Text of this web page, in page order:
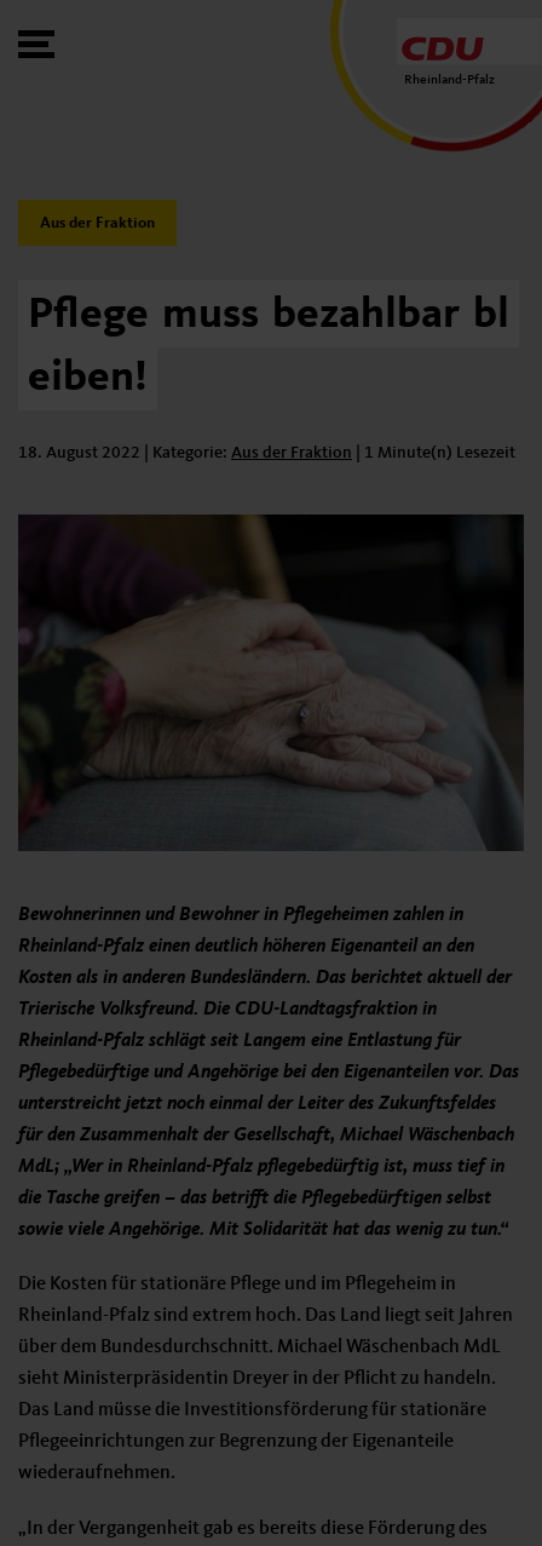
Toggle Menu
Rheinland-Pfalz
Category:
Aus der Fraktion
Pflege muss bezahlbar bl
eiben!
18. August 2022 | Kategorie: Kategorie:
Aus der Fraktion 1 Minute(n) Lesezeit
Bewohnerinnen und Bewohner in Pflegeheimen zahlen in
Rheinland-Pfalz einen deutlich höheren Eigenanteil an den
Kosten als in anderen Bundesländern. Das berichtet aktuell der
Trierische Volksfreund. Die CDU-Landtagsfraktion in
Rheinland-Pfalz schlägt seit Langem eine Entlastung für
Pflegebedürftige und Angehörige bei den Eigenanteilen vor. Das
unterstreicht jetzt noch einmal der Leiter des Zukunftsfeldes
für den Zusammenhalt der Gesellschaft, Michael Wäschenbach
MdL; „Wer in Rheinland-Pfalz pflegebedürftig ist, muss tief in
die Tasche greifen – das betrifft die Pflegebedürftigen selbst
sowie viele Angehörige. Mit Solidarität hat das wenig zu tun.“
Die Kosten für stationäre Pflege und im Pflegeheim in
Rheinland-Pfalz sind extrem hoch. Das Land liegt seit Jahren
über dem Bundesdurchschnitt. Michael Wäschenbach MdL
sieht Ministerpräsidentin Dreyer in der Pflicht zu handeln.
Das Land müsse die Investitionsförderung für stationäre
Pflegeeinrichtungen zur Begrenzung der Eigenanteile
wiederaufnehmen.
„In der Vergangenheit gab es bereits diese Förderung des